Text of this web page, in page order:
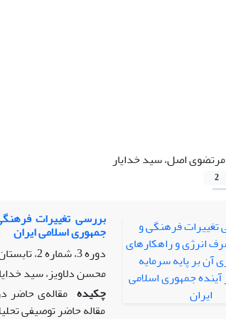
مرتضوی اصل، سید خدایار
2
بررسی تغییرات
جمهوری اسلامی ایران
دوره 3، شماره 2، تابستان 1401، صفحه
محسن دلاویز، سید
چکیده مقاله‌ی حاضر
مقاله حاضر توصیفی